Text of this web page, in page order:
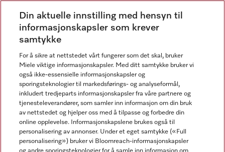
Miele Experience Center Nesbru
Miele Outlet Nesbru
Nyhetsbrev
Din aktuelle innstilling med hensyn til
informasjonskapsler som krever
samtykke
For å sikre at nettstedet vårt fungerer som det skal, bruker
Miele viktige informasjonskapsler. Med ditt samtykke bruker vi
også ikke-essensielle informasjonskapsler og
sporingsteknologier til markedsførings- og analyseformål,
inkludert tredjeparts informasjonskapsler fra våre partnere og
tjenesteleverandører, som samler inn informasjon om din bruk
av nettstedet og hjelper oss med å tilpasse og forbedre din
online opplevelse. Informasjonskapslene brukes også til
personalisering av annonser. Under et eget samtykke («Full
personalisering») bruker vi Bloomreach-informasjonskapsler